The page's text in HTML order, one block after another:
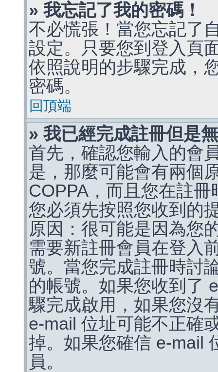
» 我忘記了我的密碼！
不必慌張！當您忘記了
設定。只要您到登入頁
依照說明的步驟完成，
密碼。
回頂端
» 我已經完成註冊但是
首先，確認您輸入的會
是，那麼可能會有兩個
COPPA，而且您在註
您必須先按照您收到的
原因：很可能是因為您
需要新註冊會員在登入
號。當您完成註冊時討
的帳號。如果您收到了
驟完成啟用，如果您沒
e-mail 位址可能不正確
掉。如果您確信 e-mail
員。